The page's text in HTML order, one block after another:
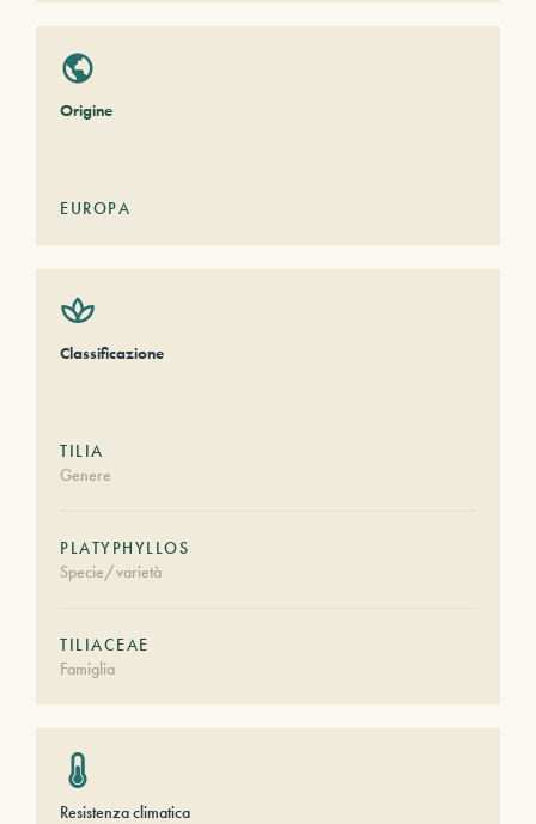
Origine
EUROPA
Classificazione
TILIA
Genere
PLATYPHYLLOS
Specie/varietà
TILIACEAE
Famiglia
Resistenza climatica